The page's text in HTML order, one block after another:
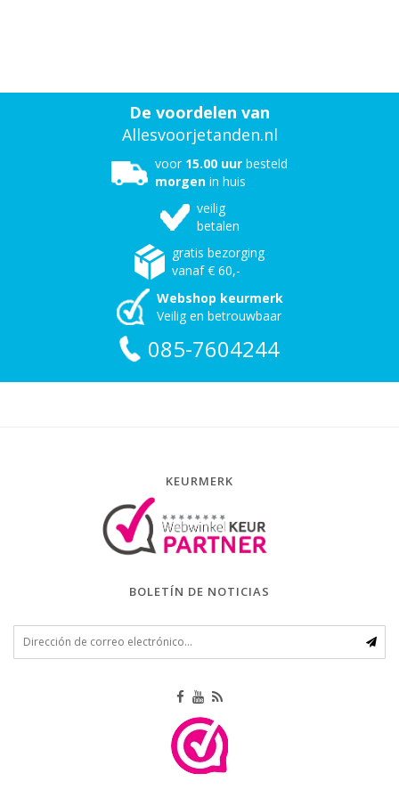
De voordelen van
Allesvoorjetanden.nl
voor 15.00 uur besteld
morgen in huis
veilig
betalen
gratis bezorging
vanaf € 60,-
Webshop keurmerk
Veilig en betrouwbaar
085-7604244
KEURMERK
BOLETÍN DE NOTICIAS